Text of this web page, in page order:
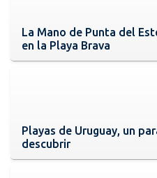
La Mano de Punta del
en la Playa Brava
Playas de Uruguay, un
descubrir